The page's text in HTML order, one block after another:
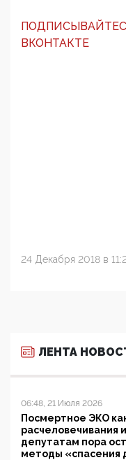
ВКОНТАКТЕ
24 Декабря 2018 в
ЛЕНТА
06:48, 21 Июля 2026
Посмертное ЭКО
расчеловечивания
депутатам пора
методы «спасения